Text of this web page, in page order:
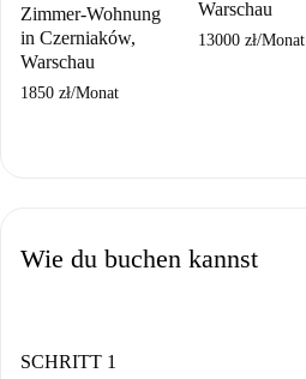
Zimmer-Wohnung
in Czerniaków,
Warschau
1850 zł/Monat
Warschau
13000 zł/Monat
Wie du buchen kannst
SCHRITT 1